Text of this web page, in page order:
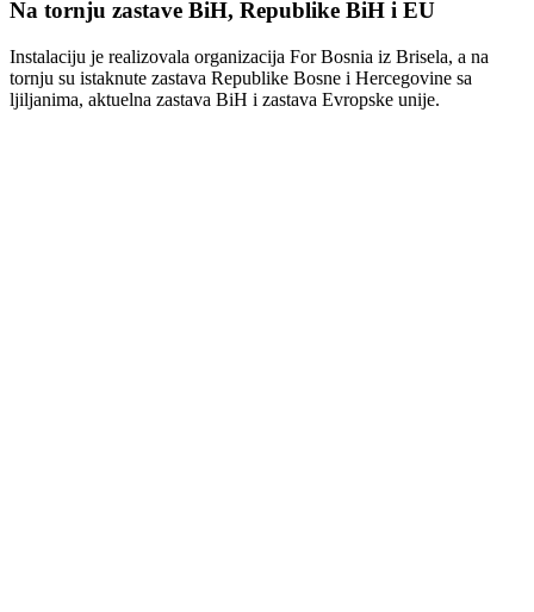
Na tornju zastave BiH, Republike BiH i EU
Instalaciju je realizovala organizacija For Bosnia iz Brisela, a na
tornju su istaknute zastava Republike Bosne i Hercegovine sa
ljiljanima, aktuelna zastava BiH i zastava Evropske unije.